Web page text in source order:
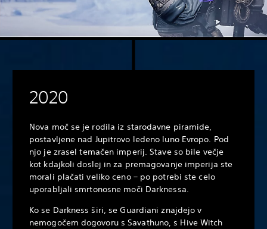
2020
Nova moč se je rodila iz starodavne piramide,
postavljene nad Jupitrovo ledeno luno Evropo. Pod
njo je zrasel temačen imperij. Stave so bile večje
kot kdajkoli doslej in za premagovanje imperija ste
morali plačati veliko ceno – po potrebi ste celo
uporabljali smrtonosne moči Darknessa.
Ko se Darkness širi, se Guardiani znajdejo v
nemogočem dogovoru s Savathuno, s Hive Witch